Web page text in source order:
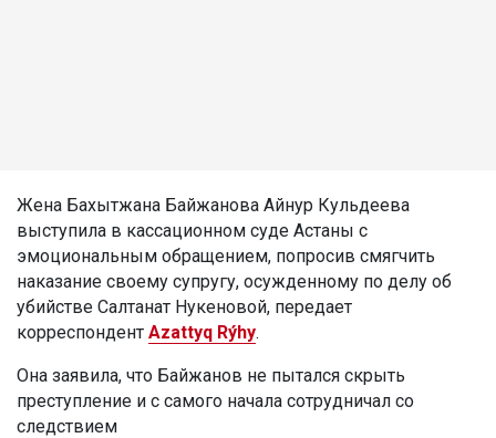
Жена Бахытжана Байжанова Айнур Кульдеева
выступила в кассационном суде Астаны с
эмоциональным обращением, попросив смягчить
наказание своему супругу, осужденному по делу об
убийстве Салтанат Нукеновой, передает
корреспондент Azattyq Rýhy.
Она заявила, что Байжанов не пытался скрыть
преступление и с самого начала сотрудничал со
следствием